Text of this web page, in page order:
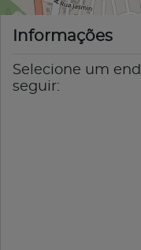
Informações
Selecione um
seguir: